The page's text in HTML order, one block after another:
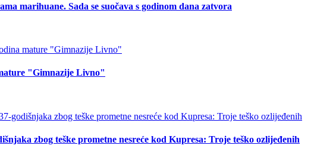
marihuane. Sada se suočava s godinom dana zatvora
"Gimnazije Livno"
zbog teške prometne nesreće kod Kupresa: Troje teško ozlijeđenih